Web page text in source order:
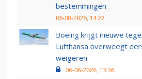
bestemmingen
06-08-2026, 14:27
Boeing krijgt nieuwe
Lufthansa overweegt
weigeren
06-08-2026, 13:36